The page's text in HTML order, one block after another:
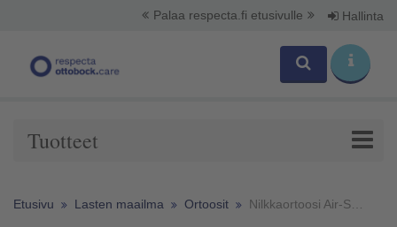
Palaa respecta.fi etusivulle Hallinta
Tuotteet
Etusivu Lasten maailma Ortoosit Nilkkaortoosi Air-Stirrup lasten